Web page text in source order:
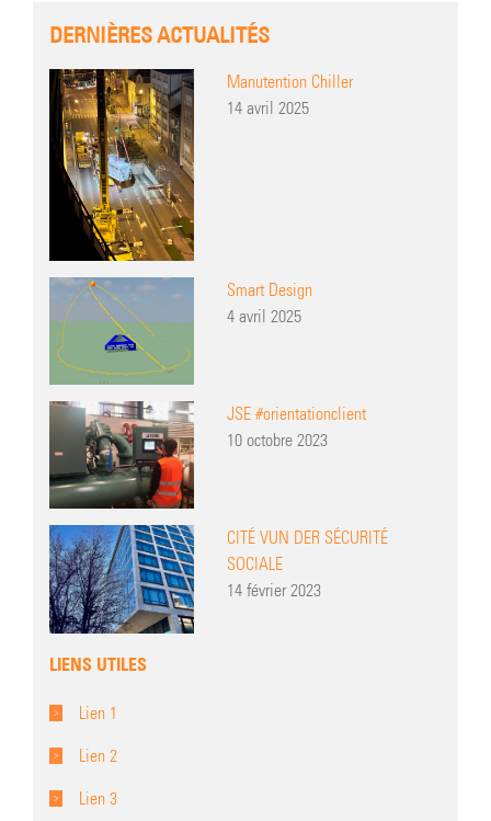
DERNIÈRES ACTUALITÉS
Manutention Chiller
14 avril 2025
Smart Design
4 avril 2025
JSE #orientationclient
10 octobre 2023
CITÉ VUN DER SÉCURITÉ
SOCIALE
14 février 2023
LIENS UTILES
Lien 1
Lien 2
Lien 3